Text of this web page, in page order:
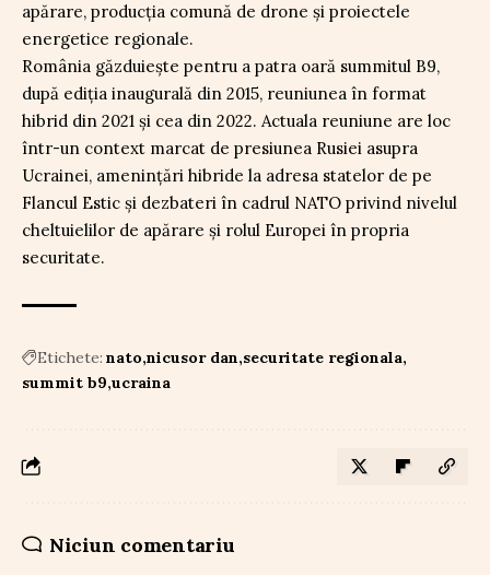
apărare, producția comună de drone și proiectele
energetice regionale.
România găzduiește pentru a patra oară summitul B9,
după ediția inaugurală din 2015, reuniunea în format
hibrid din 2021 și cea din 2022. Actuala reuniune are loc
într-un context marcat de presiunea Rusiei asupra
Ucrainei, amenințări hibride la adresa statelor de pe
Flancul Estic și dezbateri în cadrul NATO privind nivelul
cheltuielilor de apărare și rolul Europei în propria
securitate.
Etichete: nato nicusor dan securitate regionala
summit b9 ucraina
Niciun comentariu